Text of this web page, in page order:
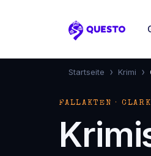
Questo
Startseite › Krimi ›
FALLAKTEN ·